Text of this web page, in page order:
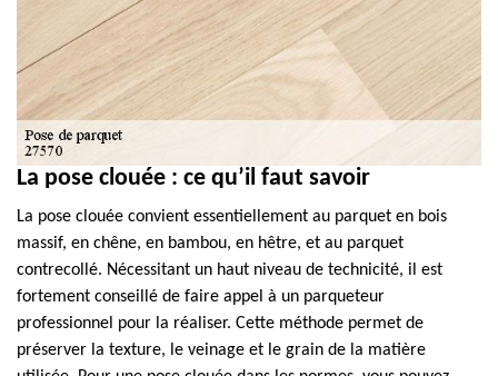
La pose clouée : ce qu’il faut savoir
La pose clouée convient essentiellement au parquet en bois
massif, en chêne, en bambou, en hêtre, et au parquet
contrecollé. Nécessitant un haut niveau de technicité, il est
fortement conseillé de faire appel à un parqueteur
professionnel pour la réaliser. Cette méthode permet de
préserver la texture, le veinage et le grain de la matière